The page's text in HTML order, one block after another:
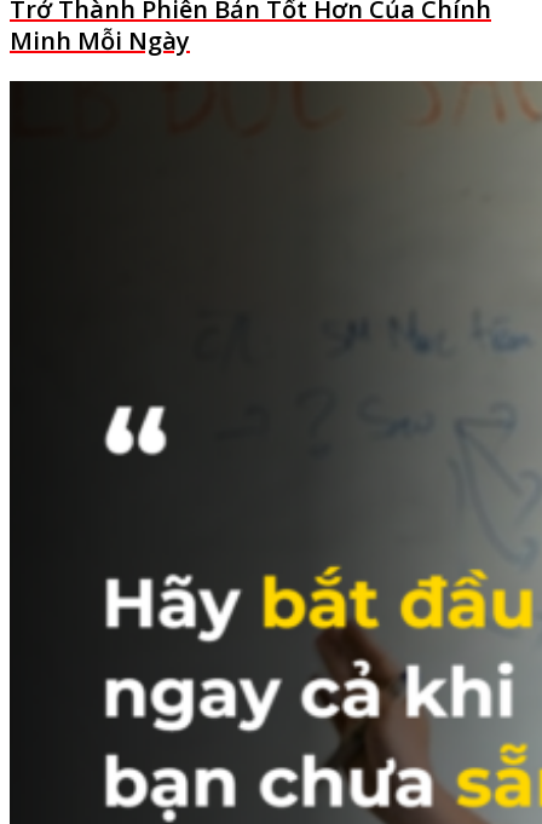
Trở Thành Phiên Bản Tốt Hơn Của Chính
Minh Mỗi Ngày